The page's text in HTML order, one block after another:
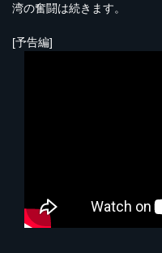
湾の奮闘は続きます。
[予告編]